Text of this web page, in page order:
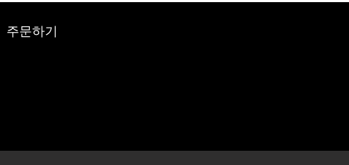
주문하기